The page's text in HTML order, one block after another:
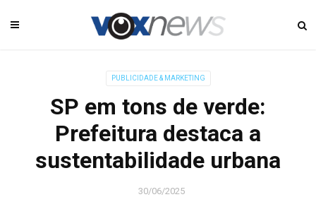
PUBLICIDADE & MARKETING
SP em tons de verde:
Prefeitura destaca a
sustentabilidade urbana
30/06/2025